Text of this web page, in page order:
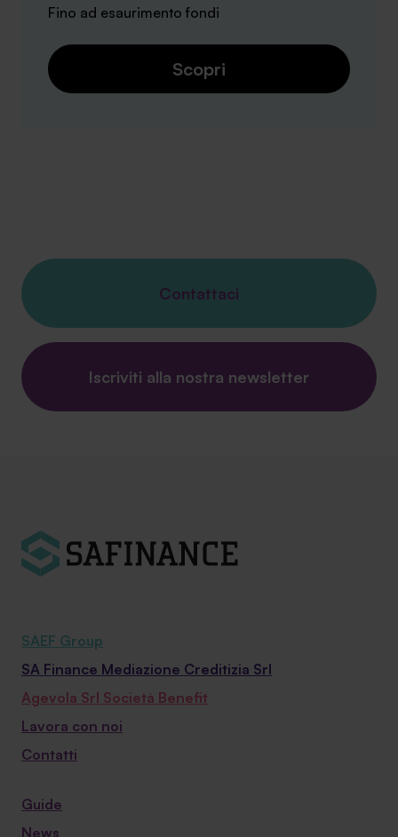
Fino ad esaurimento fondi
Scopri
Contattaci
Iscriviti alla nostra newsletter
SAEF Group
SA Finance Mediazione Creditizia Srl
Agevola Srl Società Benefit
Lavora con noi
Contatti
Guide
News